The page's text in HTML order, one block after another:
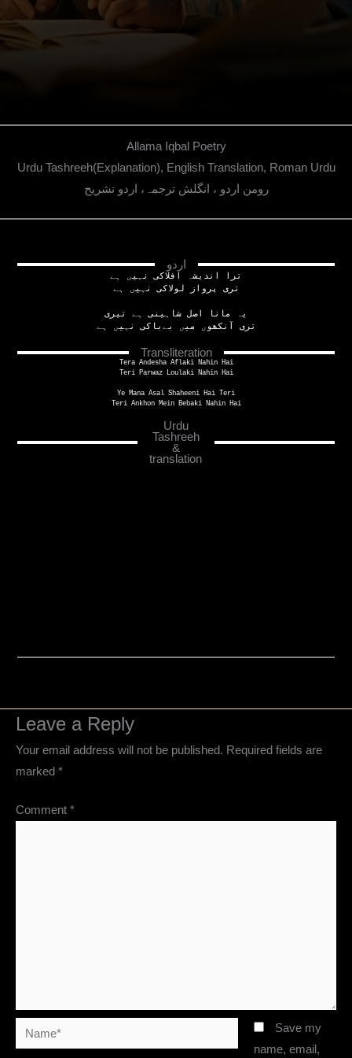
Allama Iqbal Poetry
Urdu Tashreeh(Explanation), English Translation, Roman Urdu
رومن اردو ، انگلش ترجمہ، اردو تشریح
اردو
ترا اندیشہ افلاکی نہیں ہے
تری پرواز لولاکی نہیں ہے
یہ مانا اصل شاہینی ہے تیری
تری آنکھوں میں بےباکی نہیں ہے
Transliteration
Tera Andesha Aflaki Nahin Hai
Teri Parwaz Loulaki Nahin Hai
Ye Mana Asal Shaheeni Hai Teri
Teri Ankhon Mein Bebaki Nahin Hai
Urdu
Tashreeh
&
translation
Leave a Reply
Your email address will not be published. Required fields are
marked *
Comment *
Name*
Save my
name, email,